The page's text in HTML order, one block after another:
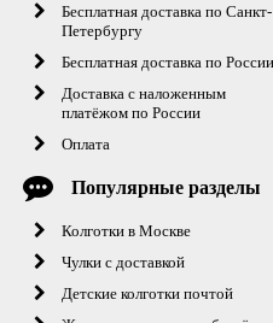
Бесплатная доставка по Санкт-
Петербургу
Бесплатная доставка по
Доставка с наложенным
платёжом по России
Оплата
Популярные разделы
Колготки в Москве
Чулки с доставкой
Детские колготки почтой